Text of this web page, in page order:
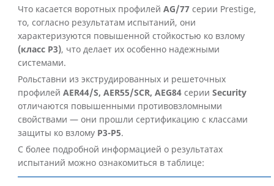
Что касается воротных профилей AG/77серии Prestige,
то, согласно результатам испытаний, они
характеризуются повышенной стойкостью ко взлому
(класс Р3), что делает их особенно надежными
системами.
Рольставни из экструдированных и решеточных
профилей AER44/S, AER55/SCR, AEG84серии Security
отличаются повышенными противовзломными
свойствами — они прошли сертификацию с классами
защиты ко взлому Р3-Р5.
С более подробной информацией о результатах
испытаний можно ознакомиться в таблице: